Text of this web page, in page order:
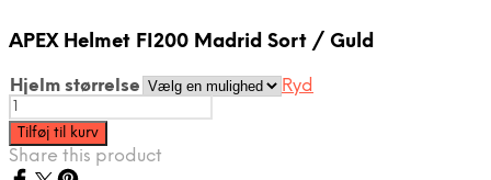
APEX Helmet FI200 Madrid Sort / Guld
Hjelm størrelse
Ryd
APEX
Helmet
FI200
Madrid
Tilføj til kurv
Share this product